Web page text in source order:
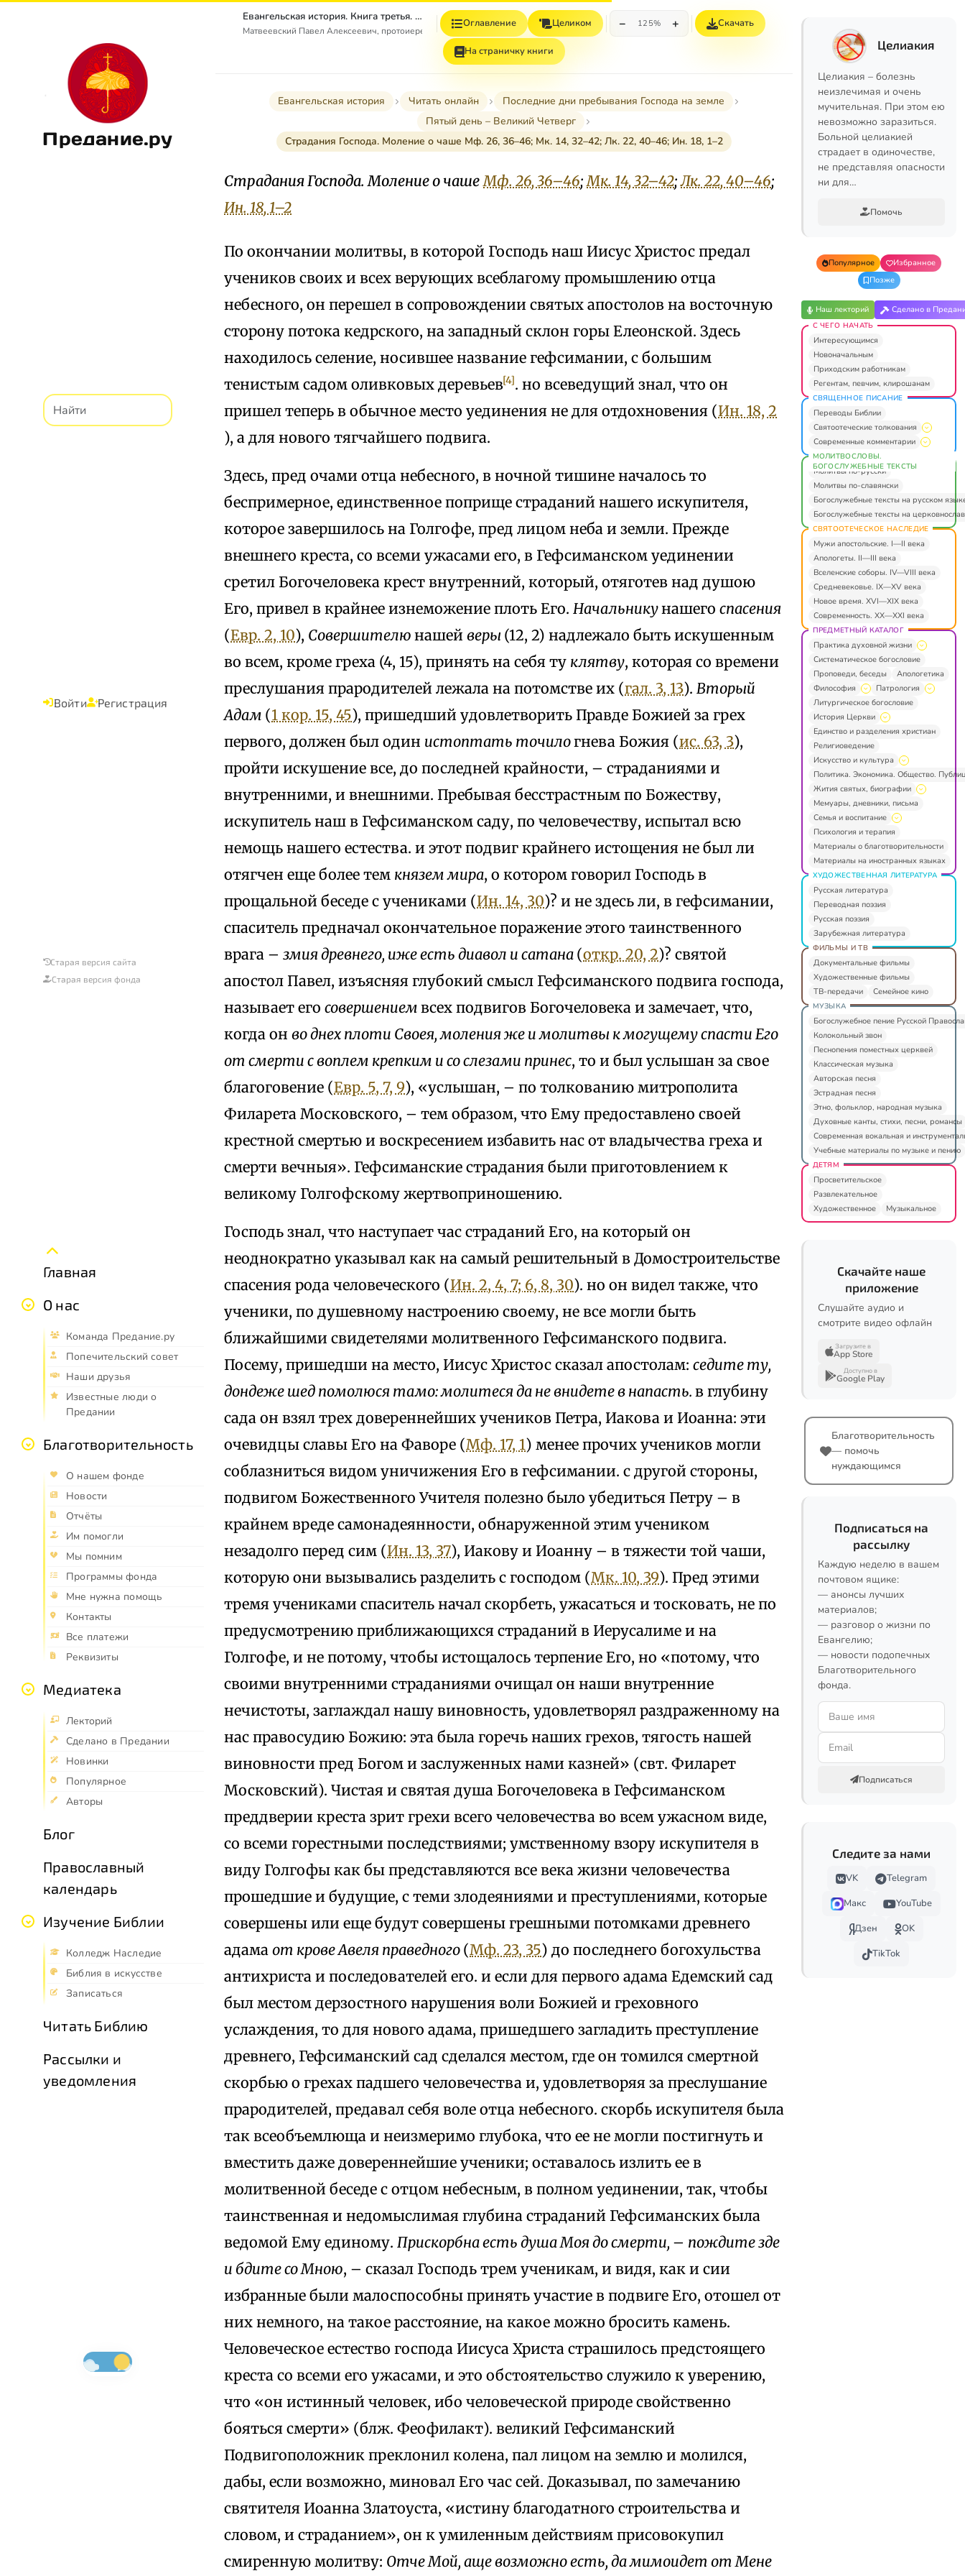
Предание.ру
Войти Регистрация
Старая версия сайта
Старая версия фонда
Главная
О нас
Команда Предание.ру
Попечительский совет
Наши друзья
Известные люди о
Предании
Благотворительность
О нашем фонде
Новости
Отчёты
Им помогли
Мы помним
Программы фонда
Мне нужна помощь
Контакты
Все платежи
Реквизиты
Медиатека
Лекторий
Сделано в Предании
Новинки
Популярное
Авторы
Блог
Православный
календарь
Изучение Библии
Колледж Наследие
Библия в искусстве
Записаться
Читать Библию
Рассылки и
уведомления
Евангельская история. Книга третья. Конечные события Евангельской истории
Матвеевский Павел Алексеевич, протоиерей
Оглавление Целиком − 125% + Скачать
На страничку книги
Евангельская история Читать онлайн
Последние дни пребывания Господа на земле
Пятый день – Великий Четверг
Страдания Господа. Моление о чаше Мф. 26, 36–46; Мк. 14, 32–42; Лк. 22, 40–46; Ин. 18, 1–2
Страдания Господа. Моление о чаше Мф. 26, 36–46; Мк. 14, 32–42;Лк. 22, 40–46;
Ин. 18, 1–2
По окончании молитвы, в которой Господь наш Иисус Христос предал
учеников своих и всех верующих всеблагому промышлению отца
небесного, он перешел в сопровождении святых апостолов на восточную
сторону потока кедрского, на западный склон горы Елеонской. Здесь
находилось селение, носившее название гефсимании, с большим
тенистым садом оливковых деревьев[4]. но всеведущий знал, что он
пришел теперь в обычное место уединения не для отдохновения (Ин. 18, 2
), а для нового тягчайшего подвига.
Здесь, пред очами отца небесного, в ночной тишине началось то
беспримерное, единственное поприще страданий нашего искупителя,
которое завершилось на Голгофе, пред лицом неба и земли. Прежде
внешнего креста, со всеми ужасами его, в Гефсиманском уединении
сретил Богочеловека крест внутренний, который, отяготев над душою
Его, привел в крайнее изнеможение плоть Его. Начальникунашего спасения
(Евр. 2, 10), Совершителю нашей веры (12, 2) надлежало быть искушенным
во всем, кроме греха (4, 15), принять на себя ту клятву, которая со времени
преслушания прародителей лежала на потомстве их (гал. 3, 13). Вторый
Адам (1 кор. 15, 45), пришедший удовлетворить Правде Божией за грех
первого, должен был один истоптать точилогнева Божия (ис. 63, 3),
пройти искушение все, до последней крайности, – страданиями и
внутренними, и внешними. Пребывая бесстрастным по Божеству,
искупитель наш в Гефсиманском саду, по человечеству, испытал всю
немощь нашего естества. и этот подвиг крайнего истощения не был ли
отягчен еще более тем князем мира, о котором говорил Господь в
прощальной беседе с учениками (Ин. 14, 30)? и не здесь ли, в гефсимании,
спаситель предначал окончательное поражение этого таинственного
врага – змия древнего, иже есть диавол и сатана (откр. 20, 2)? святой
апостол Павел, изъясняя глубокий смысл Гефсиманского подвига господа,
называет его совершением всех подвигов Богочеловека и замечает, что,
когда он во днех плоти Своея, моления же и молитвы к могущему спасти Его
от смерти с воплем крепким и со слезами принес, то и был услышан за свое
благоговение (Евр. 5, 7, 9), «услышан, – по толкованию митрополита
Филарета Московского, – тем образом, что Ему предоставлено своей
крестной смертью и воскресением избавить нас от владычества греха и
смерти вечныя». Гефсиманские страдания были приготовлением к
великому Голгофскому жертвоприношению.
Господь знал, что наступает час страданий Его, на который он
неоднократно указывал как на самый решительный в Домостроительстве
спасения рода человеческого (Ин. 2, 4, 7; 6, 8, 30). но он видел также, что
ученики, по душевному настроению своему, не все могли быть
ближайшими свидетелями молитвенного Гефсиманского подвига.
Посему, пришедши на место, Иисус Христос сказал апостолам: седите ту,
дондеже шед помолюся тамо: молитеся да не внидете в напасть. в глубину
сада он взял трех довереннейших учеников Петра, Иакова и Иоанна: эти
очевидцы славы Его на Фаворе (Мф. 17, 1) менее прочих учеников могли
соблазниться видом уничижения Его в гефсимании. с другой стороны,
подвигом Божественного Учителя полезно было убедиться Петру – в
крайнем вреде самонадеянности, обнаруженной этим учеником
незадолго перед сим (Ин. 13, 37), Иакову и Иоанну – в тяжести той чаши,
которую они вызывались разделить с господом (Мк. 10, 39). Пред этими
тремя учениками спаситель начал скорбеть, ужасаться и тосковать, не по
предусмотрению приближающихся страданий в Иерусалиме и на
Голгофе, и не потому, чтобы истощалось терпение Его, но «потому, что
своими внутренними страданиями очищал он наши внутренние
нечистоты, заглаждал нашу виновность, удовлетворял раздраженному на
нас правосудию Божию: эта была горечь наших грехов, тягость нашей
виновности пред Богом и заслуженных нами казней» (свт. Филарет
Московский). Чистая и святая душа Богочеловека в Гефсиманском
преддверии креста зрит грехи всего человечества во всем ужасном виде,
со всеми горестными последствиями; умственному взору искупителя в
виду Голгофы как бы представляются все века жизни человечества
прошедшие и будущие, с теми злодеяниями и преступлениями, которые
совершены или еще будут совершены грешными потомками древнего
адама от крове Авеля праведного (Мф. 23, 35) до последнего богохульства
антихриста и последователей его. и если для первого адама Едемский сад
был местом дерзостного нарушения воли Божией и греховного
услаждения, то для нового адама, пришедшего загладить преступление
древнего, Гефсиманский сад сделался местом, где он томился смертной
скорбью о грехах падшего человечества и, удовлетворяя за преслушание
прародителей, предавал себя воле отца небесного. скорбь искупителя была
так всеобъемлюща и неизмеримо глубока, что ее не могли постигнуть и
вместить даже довереннейшие ученики; оставалось излить ее в
молитвенной беседе с отцом небесным, в полном уединении, так, чтобы
таинственная и недомыслимая глубина страданий Гефсиманских была
ведомой Ему единому. Прискорбна есть душа Моя до смерти, – пождите зде
и бдите со Мною, – сказал Господь трем ученикам, и видя, как и сии
избранные были малоспособны принять участие в подвиге Его, отошел от
них немного, на такое расстояние, на какое можно бросить камень.
Человеческое естество господа Иисуса Христа страшилось предстоящего
креста со всеми его ужасами, и это обстоятельство служило к уверению,
что «он истинный человек, ибо человеческой природе свойственно
бояться смерти» (блж. Феофилакт). великий Гефсиманский
Подвигоположник преклонил колена, пал лицом на землю и молился,
дабы, если возможно, миновал Его час сей. Доказывал, по замечанию
святителя Иоанна Златоуста, «истину благодатного строительства и
словом, и страданием», он к умиленным действиям присовокупил
смиренную молитву: Отче Мой, аще возможно есть, да мимоидет от Мене
Целиакия
Целиакия – болезнь
неизлечимая и очень
мучительная. При этом ею
невозможно заразиться.
Больной целиакией
страдает в одиночестве,
не представляя опасности
ни для…
Помочь
Популярное
Избранное
Позже
Наш лекторий Сделано в
С ЧЕГО НАЧАТЬ
Интересующимся
Новоначальным
Приходским работникам
Регентам, певчим, клирошанам
СВЯЩЕННОЕ ПИСАНИЕ
Переводы Библии
Святоотеческие толкования
Современные комментарии
МОЛИТВОСЛОВЫ.
БОГОСЛУЖЕБНЫЕ ТЕКСТЫ
Молитвы по-русски
Молитвы по-славянски
Богослужебные тексты на русском
Богослужебные тексты на
СВЯТООТЕЧЕСКОЕ НАСЛЕДИЕ
Мужи апостольские. I—II века
Апологеты. II—III века
Вселенские соборы. IV—VIII века
Средневековье. IX—XV века
Новое время. XVI—XIX века
Современность. XX—XXI века
ПРЕДМЕТНЫЙ КАТАЛОГ
Практика духовной жизни
Систематическое богословие
Проповеди, беседы
Апологетика
Философия
Патрология
Литургическое богословие
История Церкви
Единство и разделения христиан
Религиоведение
Искусство и культура
Политика. Экономика. Общество.
Жития святых, биографии
Мемуары, дневники, письма
Семья и воспитание
Психология и терапия
Материалы о благотворительности
Материалы на иностранных языках
ХУДОЖЕСТВЕННАЯ ЛИТЕРАТУРА
Русская литература
Переводная поэзия
Русская поэзия
Зарубежная литература
ФИЛЬМЫ И ТВ
Документальные фильмы
Художественные фильмы
ТВ-передачи
Семейное кино
МУЗЫКА
Богослужебное пение Русской
Колокольный звон
Песнопения поместных церквей
Классическая музыка
Авторская песня
Эстрадная песня
Этно, фольклор, народная музыка
Духовные канты, стихи, песни, романсы
Современная вокальная и
Учебные материалы по музыке и пению
ДЕТЯМ
Просветительское
Развлекательное
Художественное
Музыкальное
Скачайте наше
приложение
Слушайте аудио и
смотрите видео офлайн
Загрузите в
App Store
Доступно в
Google Play
Благотворительность
— помочь
нуждающимся
Подписаться на
рассылку
Каждую неделю в вашем
почтовом ящике:
— анонсы лучших
материалов;
— разговор о жизни по
Евангелию;
— новости подопечных
Благотворительного
фонда.
Подписаться
Следите за нами
VK
Telegram
Макс
YouTube
Дзен
OK
TikTok